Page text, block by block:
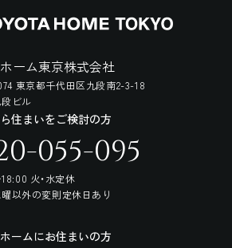
ーム東京株式会社
東京都千代田区九段南2-3-18
段ビル
住まいをご検討の方
055-095
火・水定休
以外の変則定休日あり
ームにお住まいの方